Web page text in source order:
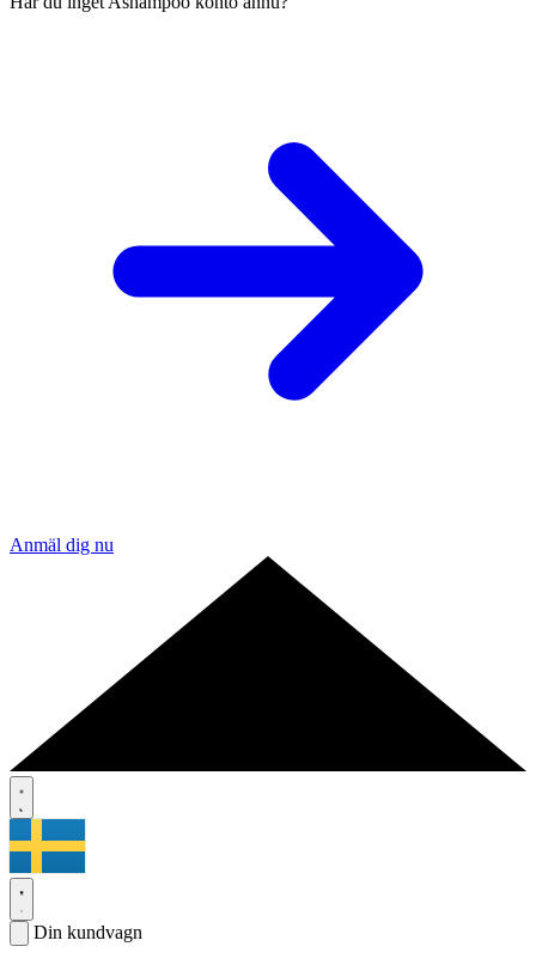
Anmäl dig nu
Din kundvagn